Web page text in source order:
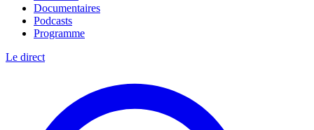
Documentaires
Podcasts
Programme
Le direct